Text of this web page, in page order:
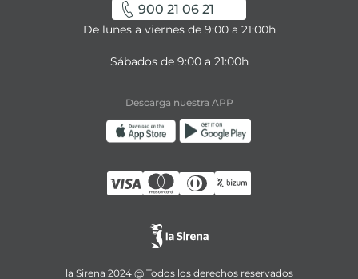
900 21 06 21
De lunes a viernes de 9:00 a 21:00h
Sábados de 9:00 a 21:00h
Descarga nuestra APP
la Sirena 2024 @ Todos los derechos reservados